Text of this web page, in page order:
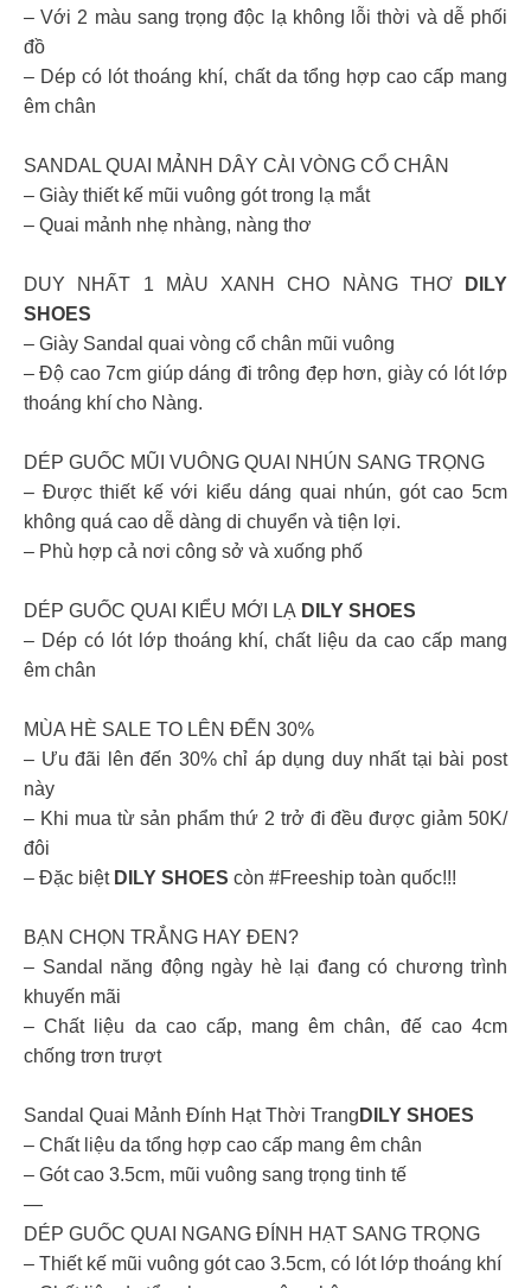
– Với 2 màu sang trọng độc lạ không lỗi thời và dễ phối
đồ
– Dép có lót thoáng khí, chất da tổng hợp cao cấp mang
êm chân
SANDAL QUAI MẢNH DÂY CÀI VÒNG CỔ CHÂN
– Giày thiết kế mũi vuông gót trong lạ mắt
– Quai mảnh nhẹ nhàng, nàng thơ
DUY NHẤT 1 MÀU XANH CHO NÀNG THƠ
DILY
SHOES
– Giày Sandal quai vòng cổ chân mũi vuông
– Độ cao 7cm giúp dáng đi trông đẹp hơn, giày có lót lớp
thoáng khí cho Nàng.
DÉP GUỐC MŨI VUÔNG QUAI NHÚN SANG TRỌNG
– Được thiết kế với kiểu dáng quai nhún, gót cao 5cm
không quá cao dễ dàng di chuyển và tiện lợi.
– Phù hợp cả nơi công sở và xuống phố
DÉP GUỐC QUAI KIỂU MỚI LẠ DILY SHOES
– Dép có lót lớp thoáng khí, chất liệu da cao cấp mang
êm chân
MÙA HÈ SALE TO LÊN ĐẾN 30%
– Ưu đãi lên đến 30% chỉ áp dụng duy nhất tại bài post
này
– Khi mua từ sản phẩm thứ 2 trở đi đều được giảm 50K/
đôi
– Đặc biệt DILY SHOES còn #Freeship toàn quốc!!!
BẠN CHỌN TRẮNG HAY ĐEN?
– Sandal năng động ngày hè lại đang có chương trình
khuyến mãi
– Chất liệu da cao cấp, mang êm chân, đế cao 4cm
chống trơn trượt
Sandal Quai Mảnh Đính Hạt Thời Trang DILY SHOES
– Chất liệu da tổng hợp cao cấp mang êm chân
– Gót cao 3.5cm, mũi vuông sang trọng tinh tế
—
DÉP GUỐC QUAI NGANG ĐÍNH HẠT SANG TRỌNG
– Thiết kế mũi vuông gót cao 3.5cm, có lót lớp thoáng khí